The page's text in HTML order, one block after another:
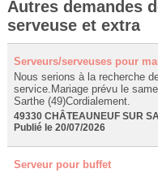
Autres demandes
serveuse et extra
Serveurs/serveuses pour
Nous serions à la recherche
service.Mariage prévu le
Sarthe (49)Cordialement.
49330 CHÂTEAUNEUF SUR
Publié le 20/07/2026
Serveur pour buffet